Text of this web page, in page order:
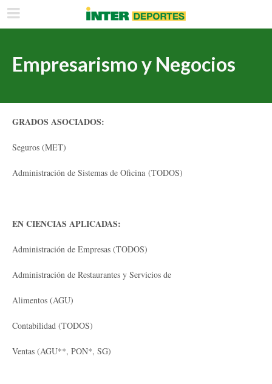
Empresarismo y Negocios
GRADOS ASOCIADOS:
Seguros (MET)
Administración de Sistemas de Oficina (TODOS)
EN CIENCIAS APLICADAS:
Administración de Empresas (TODOS)
Administración de Restaurantes y Servicios de
Alimentos (AGU)
Contabilidad (TODOS)
Ventas (AGU**, PON*, SG)